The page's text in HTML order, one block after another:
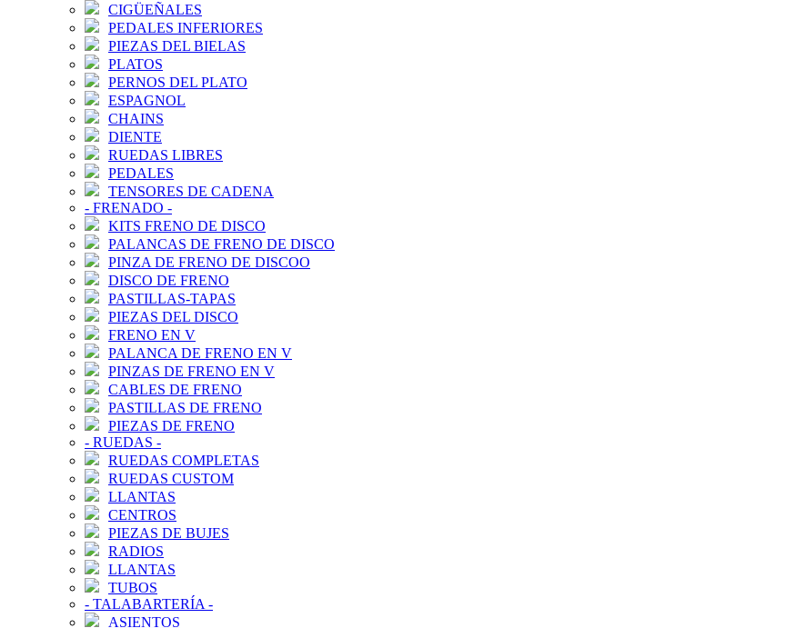
CIGÜEÑALES
PEDALES INFERIORES
PIEZAS DEL BIELAS
PLATOS
PERNOS DEL PLATO
ESPAGNOL
CHAINS
DIENTE
RUEDAS LIBRES
PEDALES
TENSORES DE CADENA
- FRENADO -
KITS FRENO DE DISCO
PALANCAS DE FRENO DE DISCO
PINZA DE FRENO DE DISCOO
DISCO DE FRENO
PASTILLAS-TAPAS
PIEZAS DEL DISCO
FRENO EN V
PALANCA DE FRENO EN V
PINZAS DE FRENO EN V
CABLES DE FRENO
PASTILLAS DE FRENO
PIEZAS DE FRENO
- RUEDAS -
RUEDAS COMPLETAS
RUEDAS CUSTOM
LLANTAS
CENTROS
PIEZAS DE BUJES
RADIOS
LLANTAS
TUBOS
- TALABARTERÍA -
ASIENTOS